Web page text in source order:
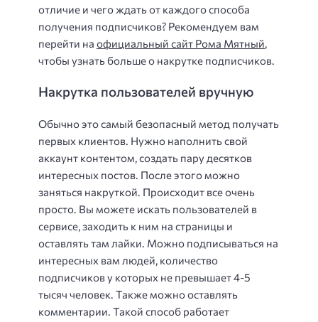
отличие и чего ждать от каждого способа
получения подписчиков? Рекомендуем вам
перейти на официальный сайт Рома Мятный,
чтобы узнать больше о накрутке подписчиков.
Накрутка пользователей вручную
Обычно это самый безопасный метод получать
первых клиентов. Нужно наполнить свой
аккаунт контентом, создать пару десятков
интересных постов. После этого можно
заняться накруткой. Происходит все очень
просто. Вы можете искать пользователей в
сервисе, заходить к ним на страницы и
оставлять там лайки. Можно подписываться на
интересных вам людей, количество
подписчиков у которых не превышает 4-5
тысяч человек. Также можно оставлять
комментарии. Такой способ работает